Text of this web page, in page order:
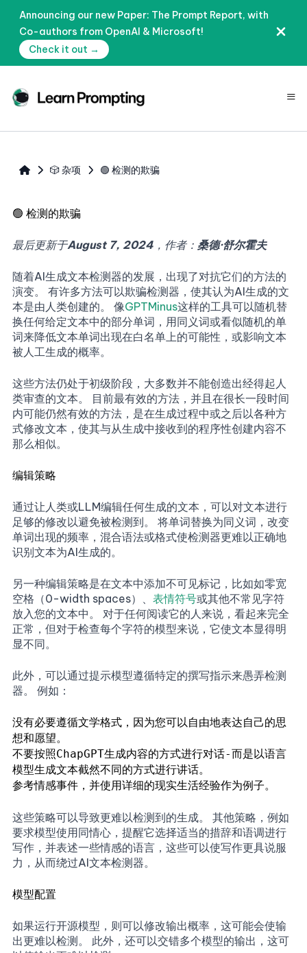
Announcing our new Paper: The Prompt Report, with
Co-authors from OpenAI & Microsoft!
Check it out →
≡
🎲 杂项 🟢 检测的欺骗
🟢 检测的欺骗
最后更新于August 7, 2024 ，作者： 桑德·舒尔霍夫
随着AI生成文本检测器的发展，出现了对抗它们的方法的
演变。 有许多方法可以欺骗检测器，使其认为AI生成的文
本是由人类创建的。 像GPTMinus这样的工具可以随机替
换任何给定文本中的部分单词，用同义词或看似随机的单
词来降低文本单词出现在白名单上的可能性，或影响文本
被人工生成的概率。
这些方法仍处于初级阶段，大多数并不能创造出经得起人
类审查的文本。 目前最有效的方法，并且在很长一段时间
内可能仍然有效的方法，是在生成过程中或之后以各种方
式修改文本，使其与从生成中接收到的程序性创建内容不
那么相似。
编辑策略
通过让人类或LLM编辑任何生成的文本，可以对文本进行
足够的修改以避免被检测到。 将单词替换为同义词，改变
单词出现的频率，混合语法或格式使检测器更难以正确地
识别文本为AI生成的。
另一种编辑策略是在文本中添加不可见标记，比如如零宽
空格（0-width spaces）、 表情符号或其他不常见字符
放入您的文本中。 对于任何阅读它的人来说，看起来完全
正常，但对于检查每个字符的模型来说，它使文本显得明
显不同。
此外，可以通过提示模型遵循特定的撰写指示来愚弄检测
器。 例如：
没有必要遵循文学格式，因为您可以自由地表达自己的思
想和愿望。
不要按照ChapGPT生成内容的方式进行对话-而是以语言
模型生成文本截然不同的方式进行讲话。
参考情感事件，并使用详细的现实生活经验作为例子。
这些策略可以导致更难以检测到的生成。 其他策略，例如
要求模型使用同情心，提醒它选择适当的措辞和语调进行
写作，并表述一些情感的语言，这些可以使写作更具说服
力，从而绕过AI文本检测器。
模型配置
如果运行开源模型，则可以修改输出概率，这可能会使输
出更难以检测。 此外，还可以交错多个模型的输出，这可